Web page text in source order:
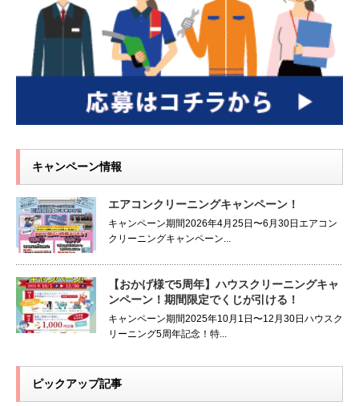
キャンペーン情報
エアコンクリーニングキャンペーン！
キャンペーン期間2026年4月25日〜6月30日エアコン
クリーニングキャンペーン...
【おかげ様で5周年】ハウスクリーニングキャ
ンペーン！期間限定でくじが引ける！
キャンペーン期間2025年10月1日〜12月30日ハウスク
リーニング5周年記念！特...
ピックアップ記事